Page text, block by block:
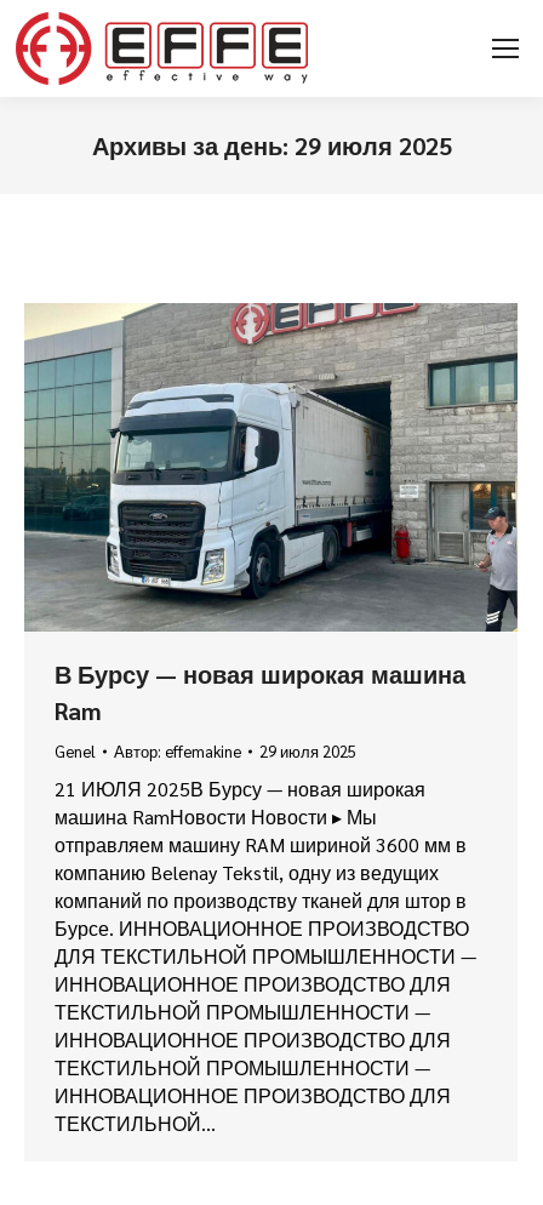
Архивы за день: 29 июля 2025
В Бурсу — новая широкая машина
Ram
Genel Автор: effemakine 29 июля 2025
21 ИЮЛЯ 2025В Бурсу — новая широкая
машина RamНовости Новости ▸ Мы
отправляем машину RAM шириной 3600 мм в
компанию Belenay Tekstil, одну из ведущих
компаний по производству тканей для штор в
Бурсе. ИННОВАЦИОННОЕ ПРОИЗВОДСТВО
ДЛЯ ТЕКСТИЛЬНОЙ ПРОМЫШЛЕННОСТИ —
ИННОВАЦИОННОЕ ПРОИЗВОДСТВО ДЛЯ
ТЕКСТИЛЬНОЙ ПРОМЫШЛЕННОСТИ —
ИННОВАЦИОННОЕ ПРОИЗВОДСТВО ДЛЯ
ТЕКСТИЛЬНОЙ ПРОМЫШЛЕННОСТИ —
ИННОВАЦИОННОЕ ПРОИЗВОДСТВО ДЛЯ
ТЕКСТИЛЬНОЙ…